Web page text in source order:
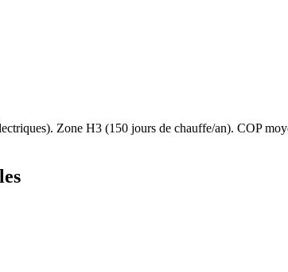
). Zone H3 (150 jours de chauffe/an). COP